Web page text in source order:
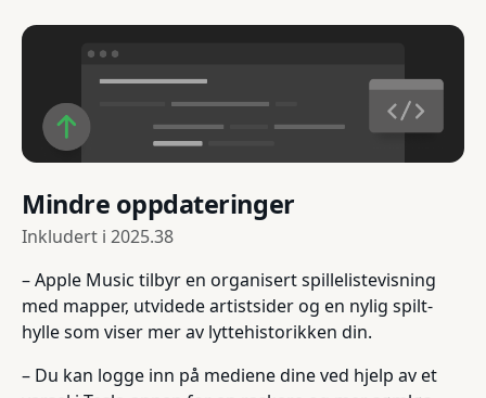
Mindre oppdateringer
Inkludert i 2025.38
– Apple Music tilbyr en organisert spillelistevisning
med mapper, utvidede artistsider og en nylig spilt-
hylle som viser mer av lyttehistorikken din.
– Du kan logge inn på mediene dine ved hjelp av et